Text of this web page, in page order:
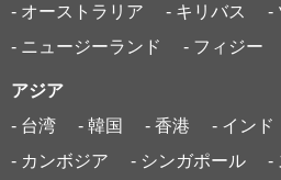
- オーストラリア
- キリバス -
- ニュージーランド
- フィジー
アジア
- 台湾
- 韓国 - 香港 - インド
- カンボジア
- シンガポール -